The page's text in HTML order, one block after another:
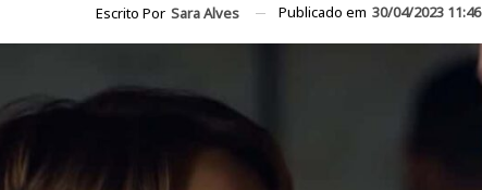
Escrito Por Sara Alves Publicado em 30/04/2023 11:46